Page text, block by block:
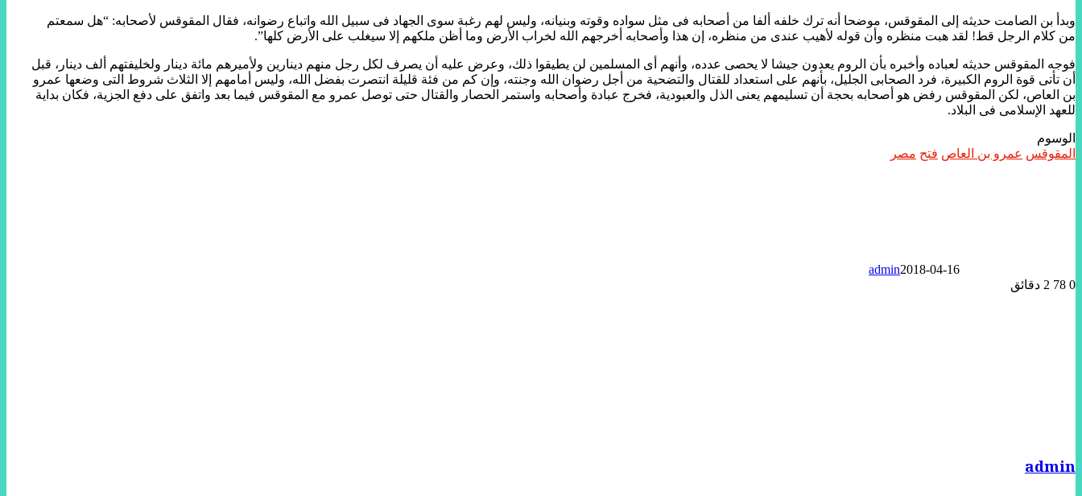
وبدأ بن الصامت حديثه إلى المقوقس، موضحا أنه ترك خلفه ألفا من أصحابه فى مثل سواده وقوته وبنيانه، وليس لهم رغبة سوى الجهاد فى سبيل الله واتباع رضوانه، فقال المقوقس لأصحابه: “هل سمعتم
من كلام الرجل قط! لقد هبت منظره وأن قوله لأهيب عندى من منظره، إن هذا وأصحابه أخرجهم الله لخراب الأرض وما أظن ملكهم إلا سيغلب على الأرض كلها”.
فوجه المقوقس حديثه لعباده وأخبره بأن الروم يعدون جيشا لا يحصى عدده، وأنهم أى المسلمين لن يطيقوا ذلك، وعرض عليه أن يصرف لكل رجل منهم دينارين ولأميرهم مائة دينار ولخليفتهم ألف دينار، قبل
أن تأتى قوة الروم الكبيرة، فرد الصحابى الجليل، بأنهم على استعداد للقتال والتضحية من أجل رضوان الله وجنته، وإن كم من فئة قليلة انتصرت بفضل الله، وليس أمامهم إلا الثلاث شروط التى وضعها عمرو
بن العاص، لكن المقوقس رفض هو أصحابه بحجة أن تسليمهم يعنى الذل والعبودية، فخرج عبادة وأصحابه واستمر الحصار والقتال حتى توصل عمرو مع المقوقس فيما بعد واتفق على دفع الجزية، فكان بداية
للعهد الإسلامى فى البلاد.
الوسوم
المقوقس عمرو بن العاص فتح مصر
admin2018-04-16
0
2 دقائق
admin